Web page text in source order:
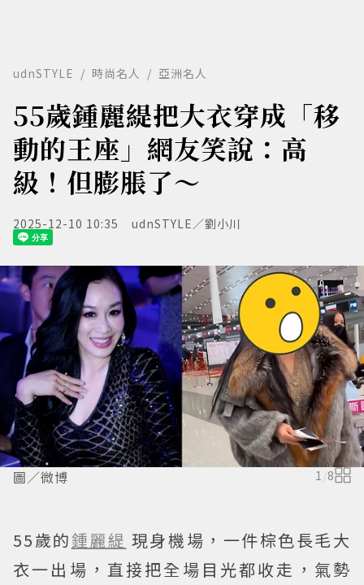
udnSTYLE 時尚名人 亞洲名人
55歲鍾麗緹把大衣穿成「移
動的王座」網友笑說：高
級！但膨脹了～
2025-12-10 10:35 udnSTYLE／劉小川
圖／微博 1 /8
55歲的鍾麗緹 現身機場，一件棕色長毛大
衣一出場，直接把全場目光都收走，氣勢